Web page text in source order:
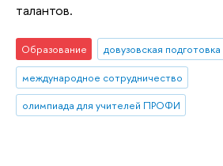
талантов.
Образование
довузовская подготовка
международное сотрудничество
олимпиада для учителей ПРОФИ